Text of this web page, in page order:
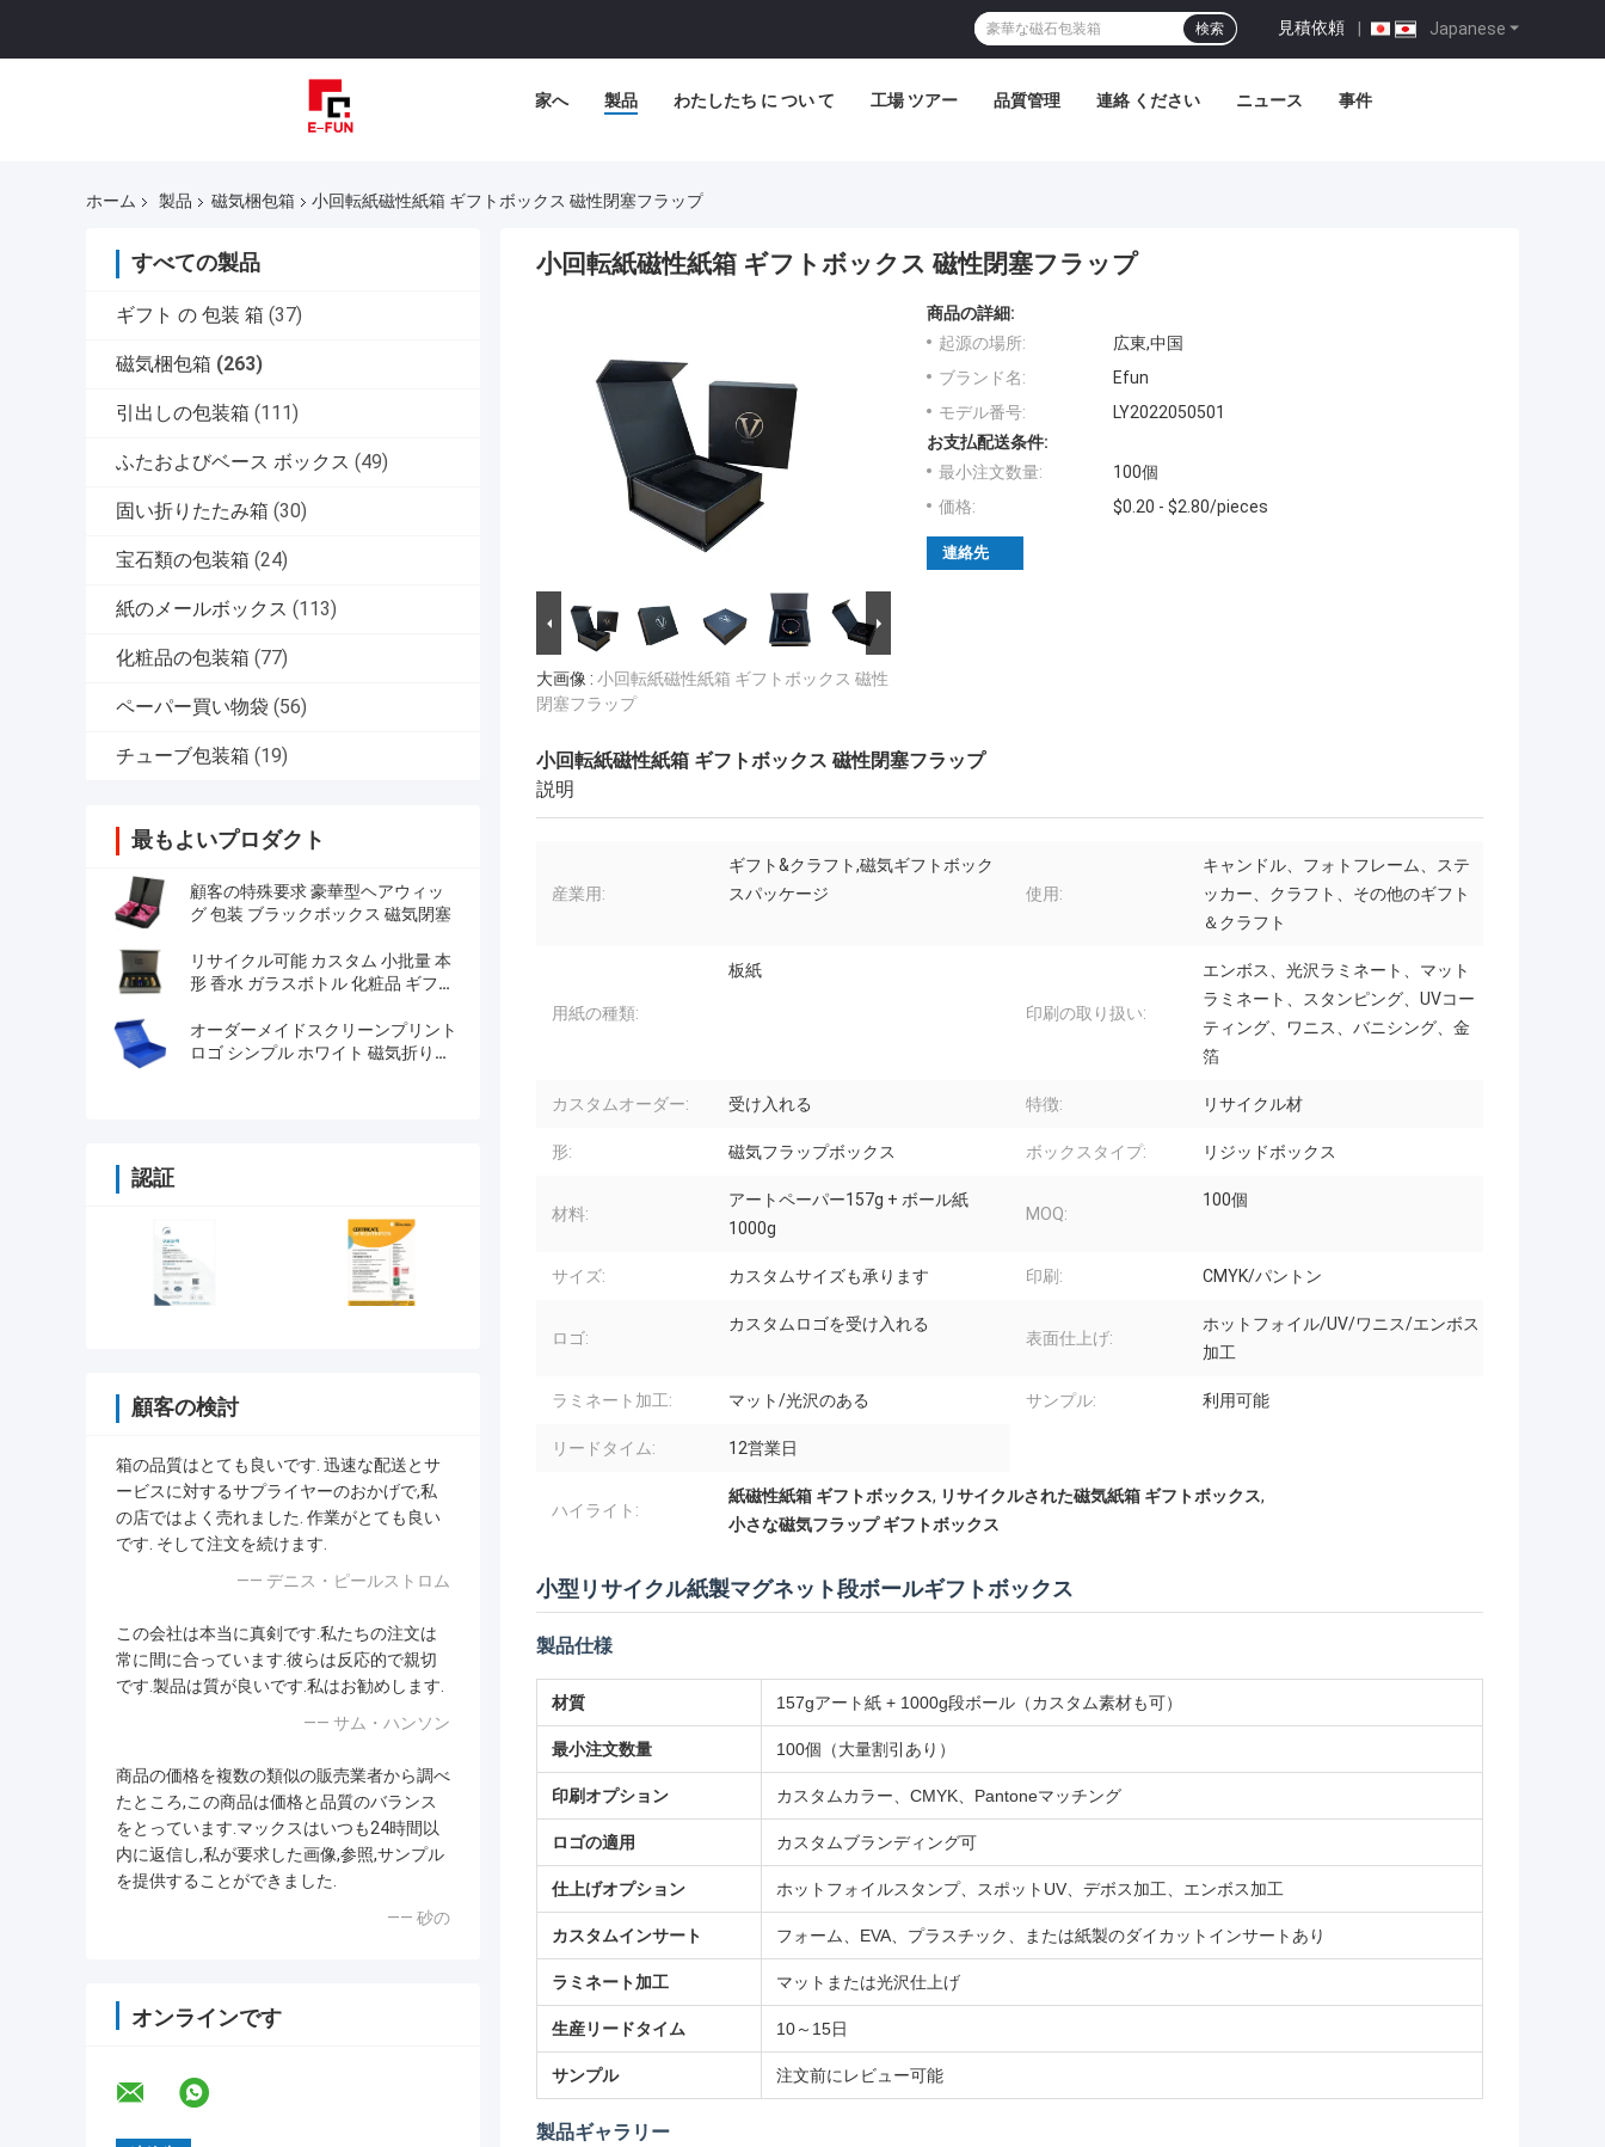
Japanese
見積依頼 |
検索
家へ 製品 わたしたち に つい て 工場 ツアー 品質管理 連絡 ください ニュース 事件
ホーム 製品 磁気梱包箱 小回転紙磁性紙箱 ギフトボックス 磁性閉塞フラップ
すべての製品
ギフト の 包装 箱 (37)
磁気梱包箱 (263)
引出しの包装箱 (111)
ふたおよびベース ボックス (49)
固い折りたたみ箱 (30)
宝石類の包装箱 (24)
紙のメールボックス (113)
化粧品の包装箱 (77)
ペーパー買い物袋 (56)
チューブ包装箱 (19)
最もよいプロダクト
顧客の特殊要求 豪華型ヘアウィッ
グ 包装 ブラックボックス 磁気閉塞
リサイクル可能 カスタム 小批量 本
形 香水 ガラスボトル 化粧品 ギフト
オーダーメイドスクリーンプリント
ロゴ シンプル ホワイト 磁気折りた
認証
顧客の検討
箱の品質はとても良いです. 迅速な配送とサ
ービスに対するサプライヤーのおかげで,私
の店ではよく売れました. 作業がとても良い
です. そして注文を続けます.
—— デニス・ピールストロム
この会社は本当に真剣です.私たちの注文は
常に間に合っています.彼らは反応的で親切
です.製品は質が良いです.私はお勧めします.
—— サム・ハンソン
商品の価格を複数の類似の販売業者から調べ
たところ,この商品は価格と品質のバランス
をとっています.マックスはいつも24時間以
内に返信し,私が要求した画像,参照,サンプル
を提供することができました.
—— 砂の
オンラインです
小回転紙磁性紙箱 ギフトボックス 磁性閉塞フラップ
大画像 : 小回転紙磁性紙箱 ギフトボックス 磁性
閉塞フラップ
商品の詳細:
起源の場所:
広東,中国
ブランド名:
Efun
モデル番号:
LY2022050501
お支払配送条件:
最小注文数量:
100個
価格:
$0.20 - $2.80/pieces
連絡先
小回転紙磁性紙箱 ギフトボックス 磁性閉塞フラップ
説明
産業用:
ギフト&クラフト,磁気ギフトボック
スパッケージ
使用:
キャンドル、フォトフレーム、ステ
ッカー、クラフト、その他のギフト
＆クラフト
用紙の種類:
板紙
印刷の取り扱い:
エンボス、光沢ラミネート、マット
ラミネート、スタンピング、UVコー
ティング、ワニス、バニシング、金
箔
カスタムオーダー: 受け入れる 特徴: リサイクル材
形: 磁気フラップボックス ボックスタイプ: リジッドボックス
材料:
アートペーパー157g + ボール紙
1000g
MOQ:
100個
サイズ: カスタムサイズも承ります 印刷: CMYK/パントン
ロゴ:
カスタムロゴを受け入れる
表面仕上げ:
ホットフォイル/UV/ワニス/エンボス
加工
ラミネート加工: マット/光沢のある サンプル: 利用可能
リードタイム: 12営業日
ハイライト:
紙磁性紙箱 ギフトボックス, リサイクルされた磁気紙箱 ギフトボックス,
小さな磁気フラップ ギフトボックス
小型リサイクル紙製マグネット段ボールギフトボックス
製品仕様
材質 157gアート紙 + 1000g段ボール（カスタム素材も可）
最小注文数量 100個（大量割引あり）
印刷オプション カスタムカラー、CMYK、Pantoneマッチング
ロゴの適用 カスタムブランディング可
仕上げオプション ホットフォイルスタンプ、スポットUV、デボス加工、エンボス加工
カスタムインサート フォーム、EVA、プラスチック、または紙製のダイカットインサートあり
ラミネート加工 マットまたは光沢仕上げ
生産リードタイム 10～15日
サンプル 注文前にレビュー可能
製品ギャラリー